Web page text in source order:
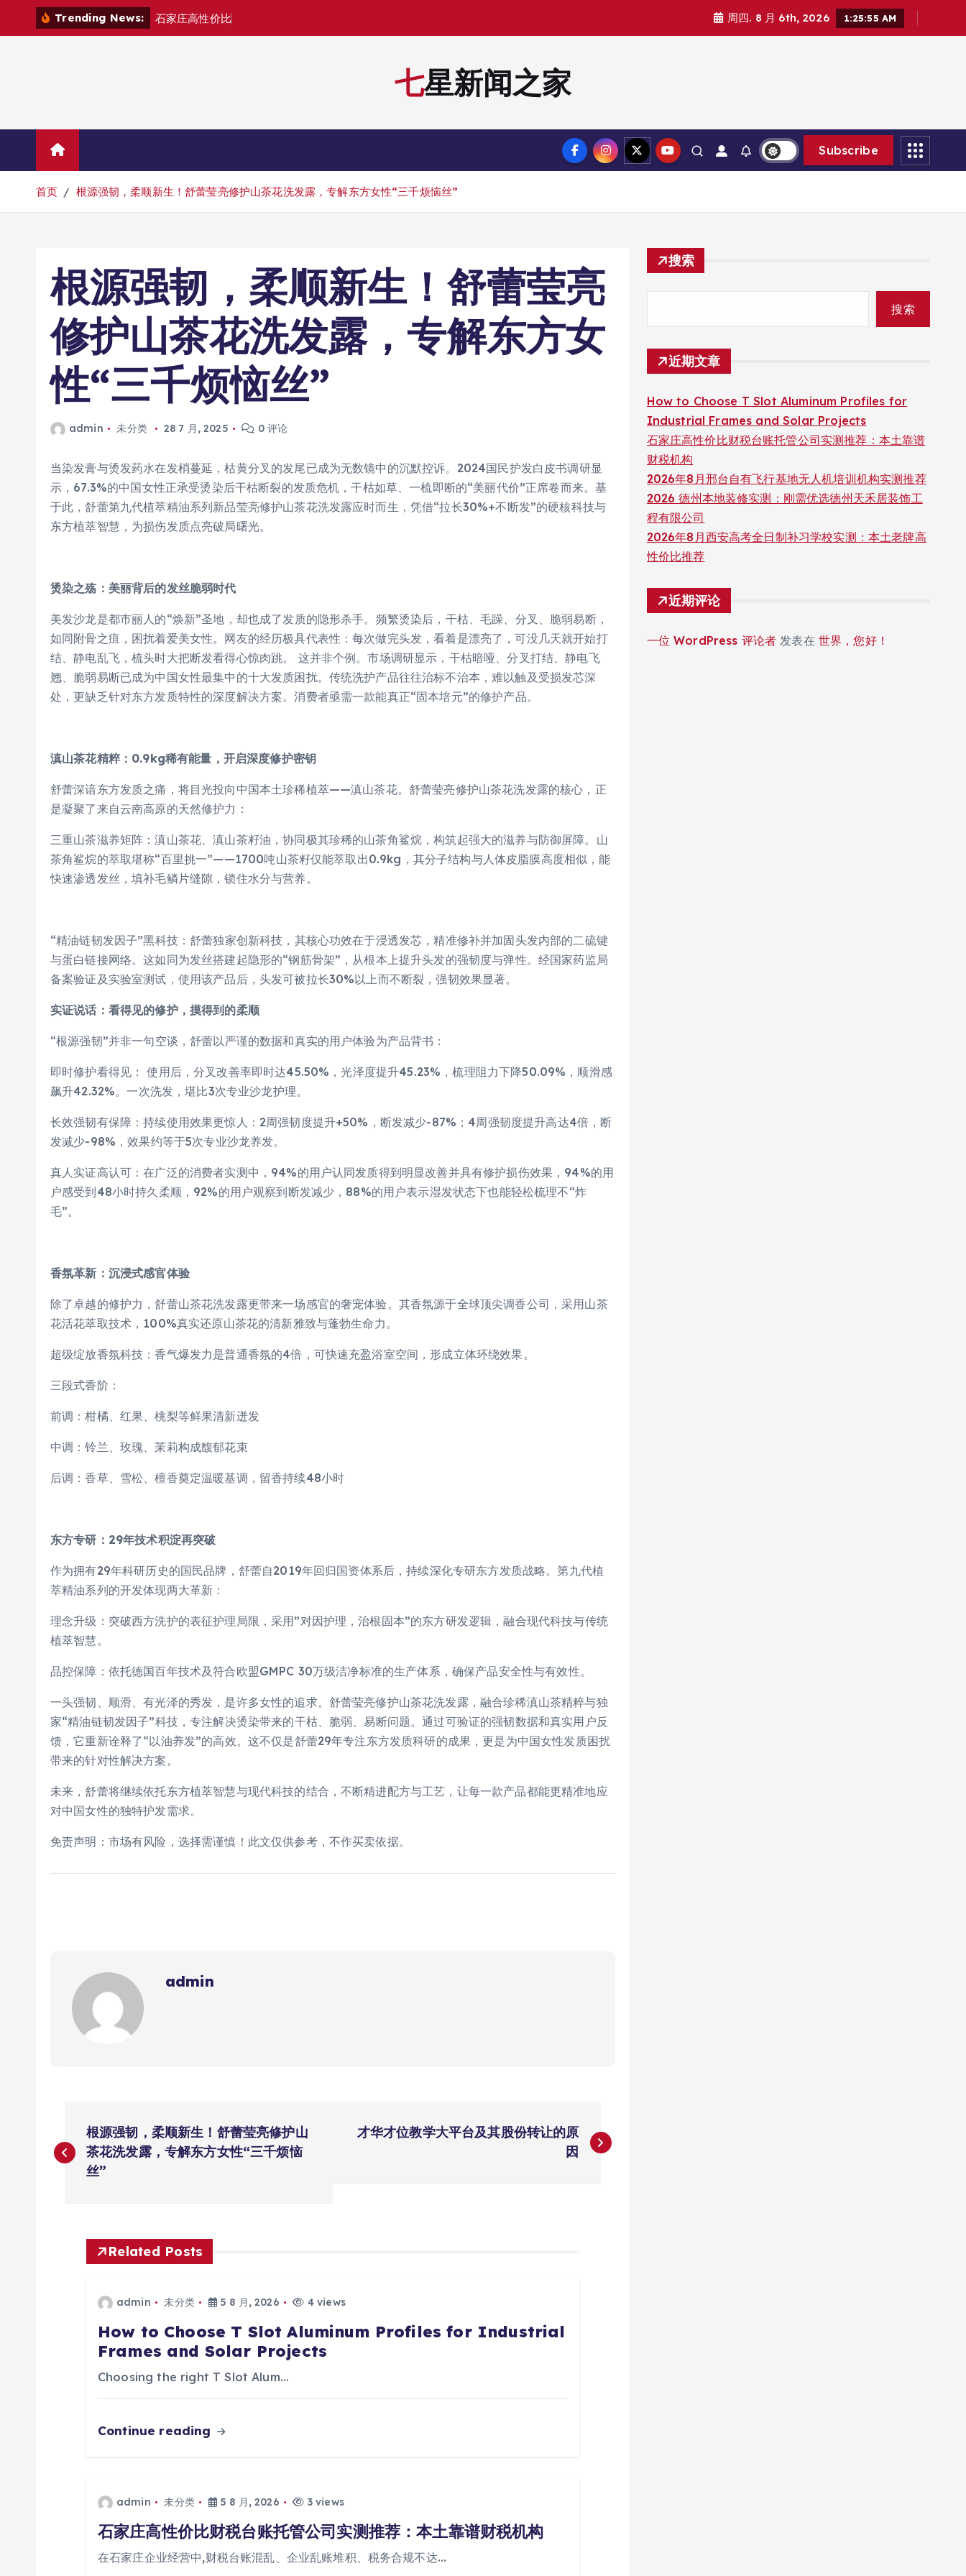
Trending News: 石家庄高性价比 周四. 8 月 6th, 2026 1:25:56 AM
七星新闻之家
Subscribe
首页 根源强韧，柔顺新生！舒蕾莹亮修护山茶花洗发露，专解东方女性“三千烦恼丝”
根源强韧，柔顺新生！舒蕾莹亮
修护山茶花洗发露，专解东方女
性“三千烦恼丝”
admin 未分类 28 7 月, 2025 0 评论
当染发膏与烫发药水在发梢蔓延，枯黄分叉的发尾已成为无数镜中的沉默控诉。2024国民护发白皮书调研显
示，67.3%的中国女性正承受烫染后干枯断裂的发质危机，干枯如草、一梳即断的“美丽代价”正席卷而来。基
于此，舒蕾第九代植萃精油系列新品莹亮修护山茶花洗发露应时而生，凭借“拉长30%+不断发”的硬核科技与
东方植萃智慧，为损伤发质点亮破局曙光。
烫染之殇：美丽背后的发丝脆弱时代
美发沙龙是都市丽人的“焕新”圣地，却也成了发质的隐形杀手。频繁烫染后，干枯、毛躁、分叉、脆弱易断，
如同附骨之疽，困扰着爱美女性。网友的经历极具代表性：每次做完头发，看着是漂亮了，可没几天就开始打
结、静电乱飞，梳头时大把断发看得心惊肉跳。 这并非个例。市场调研显示，干枯暗哑、分叉打结、静电飞
翘、脆弱易断已成为中国女性最集中的十大发质困扰。传统洗护产品往往治标不治本，难以触及受损发芯深
处，更缺乏针对东方发质特性的深度解决方案。消费者亟需一款能真正“固本培元”的修护产品。
滇山茶花精粹：0.9kg稀有能量，开启深度修护密钥
舒蕾深谙东方发质之痛，将目光投向中国本土珍稀植萃——滇山茶花。舒蕾莹亮修护山茶花洗发露的核心，正
是凝聚了来自云南高原的天然修护力：
三重山茶滋养矩阵：滇山茶花、滇山茶籽油，协同极其珍稀的山茶角鲨烷，构筑起强大的滋养与防御屏障。山
茶角鲨烷的萃取堪称“百里挑一”——1700吨山茶籽仅能萃取出0.9kg，其分子结构与人体皮脂膜高度相似，能
快速渗透发丝，填补毛鳞片缝隙，锁住水分与营养。
“精油链韧发因子”黑科技：舒蕾独家创新科技，其核心功效在于浸透发芯，精准修补并加固头发内部的二硫键
与蛋白链接网络。这如同为发丝搭建起隐形的“钢筋骨架”，从根本上提升头发的强韧度与弹性。经国家药监局
备案验证及实验室测试，使用该产品后，头发可被拉长30%以上而不断裂，强韧效果显著。
实证说话：看得见的修护，摸得到的柔顺
“根源强韧”并非一句空谈，舒蕾以严谨的数据和真实的用户体验为产品背书：
即时修护看得见： 使用后，分叉改善率即时达45.50%，光泽度提升45.23%，梳理阻力下降50.09%，顺滑感
飙升42.32%。一次洗发，堪比3次专业沙龙护理。
长效强韧有保障：持续使用效果更惊人：2周强韧度提升+50%，断发减少-87%；4周强韧度提升高达4倍，断
发减少-98%，效果约等于5次专业沙龙养发。
真人实证高认可：在广泛的消费者实测中，94%的用户认同发质得到明显改善并具有修护损伤效果，94%的用
户感受到48小时持久柔顺，92%的用户观察到断发减少，88%的用户表示湿发状态下也能轻松梳理不“炸
毛”。
香氛革新：沉浸式感官体验
除了卓越的修护力，舒蕾山茶花洗发露更带来一场感官的奢宠体验。其香氛源于全球顶尖调香公司，采用山茶
花活花萃取技术，100%真实还原山茶花的清新雅致与蓬勃生命力。
超级绽放香氛科技：香气爆发力是普通香氛的4倍，可快速充盈浴室空间，形成立体环绕效果。
三段式香阶：
前调：柑橘、红果、桃梨等鲜果清新迸发
中调：铃兰、玫瑰、茉莉构成馥郁花束
后调：香草、雪松、檀香奠定温暖基调，留香持续48小时
东方专研：29年技术积淀再突破
作为拥有29年科研历史的国民品牌，舒蕾自2019年回归国资体系后，持续深化专研东方发质战略。第九代植
萃精油系列的开发体现两大革新：
理念升级：突破西方洗护的表征护理局限，采用”对因护理，治根固本”的东方研发逻辑，融合现代科技与传统
植萃智慧。
品控保障：依托德国百年技术及符合欧盟GMPC 30万级洁净标准的生产体系，确保产品安全性与有效性。
一头强韧、顺滑、有光泽的秀发，是许多女性的追求。舒蕾莹亮修护山茶花洗发露，融合珍稀滇山茶精粹与独
家“精油链韧发因子”科技，专注解决烫染带来的干枯、脆弱、易断问题。通过可验证的强韧数据和真实用户反
馈，它重新诠释了“以油养发”的高效。这不仅是舒蕾29年专注东方发质科研的成果，更是为中国女性发质困扰
带来的针对性解决方案。
未来，舒蕾将继续依托东方植萃智慧与现代科技的结合，不断精进配方与工艺，让每一款产品都能更精准地应
对中国女性的独特护发需求。
免责声明：市场有风险，选择需谨慎！此文仅供参考，不作买卖依据。
admin
章
根源强韧，柔顺新生！舒蕾莹亮修护山
茶花洗发露，专解东方女性“三千烦恼
丝”
才华才位教学大平台及其股份转让的原
因
Related Posts
admin 未分类 5 8 月, 2026 4 views
How to Choose T Slot Aluminum Profiles for Industrial
Frames and Solar Projects
Choosing the right T Slot Alum…
Continue reading
admin 未分类 5 8 月, 2026 3 views
石家庄高性价比财税台账托管公司实测推荐：本土靠谱财税机构
在石家庄企业经营中,财税台账混乱、企业乱账堆积、税务合规不达…
搜索
搜索
近期文章
How to Choose T Slot Aluminum Profiles for
Industrial Frames and Solar Projects
石家庄高性价比财税台账托管公司实测推荐：本土靠谱
财税机构
2026年8月邢台自有飞行基地无人机培训机构实测推荐
2026 德州本地装修实测：刚需优选德州天禾居装饰工
程有限公司
2026年8月西安高考全日制补习学校实测：本土老牌高
性价比推荐
近期评论
一位 WordPress 评论者 发表在 世界，您好！